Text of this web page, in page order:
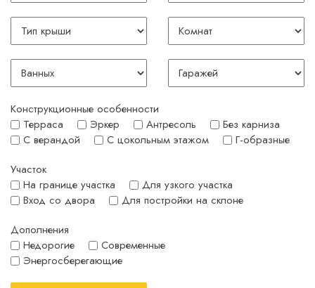
Тип
крыши
Комнат
Ванных Гаражей
Конструкционные особенности
Терраса
Эркер Антресоль
Без карниза
С верандой
С цокольным этажом
Г-образные
Участок
На границе участка
Для узкого участка
Вход со двора
Для постройки на склоне
Дополнения
Недорогие
Современные
Энергосберегающие